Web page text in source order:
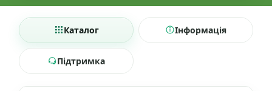
Каталог Інформація
Підтримка